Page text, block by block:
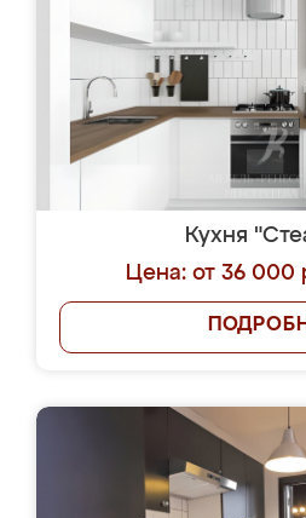
Кухня
Цена: от 36 000